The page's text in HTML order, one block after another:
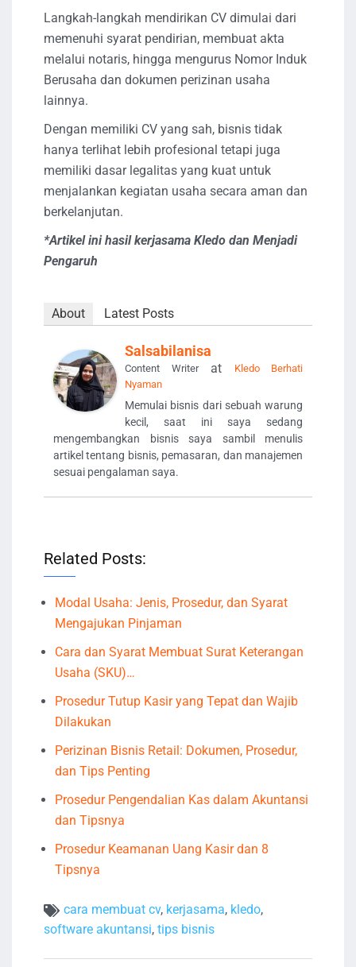
Langkah-langkah mendirikan CV dimulai dari
memenuhi syarat pendirian, membuat akta
melalui notaris, hingga mengurus Nomor Induk
Berusaha dan dokumen perizinan usaha
lainnya.
Dengan memiliki CV yang sah, bisnis tidak
hanya terlihat lebih profesional tetapi juga
memiliki dasar legalitas yang kuat untuk
menjalankan kegiatan usaha secara aman dan
berkelanjutan.
*Artikel ini hasil kerjasama Kledo dan Menjadi
Pengaruh
About Latest Posts
Salsabilanisa
Content Writerat
Kledo Berhati
Nyaman
Memulai bisnis dari sebuah warung
kecil, saat ini saya sedang
mengembangkan bisnis saya sambil menulis
artikel tentang bisnis, pemasaran, dan manajemen
sesuai pengalaman saya.
Related Posts:
Modal Usaha: Jenis, Prosedur, dan Syarat
Mengajukan Pinjaman
Cara dan Syarat Membuat Surat Keterangan
Usaha (SKU)…
Prosedur Tutup Kasir yang Tepat dan Wajib
Dilakukan
Perizinan Bisnis Retail: Dokumen, Prosedur,
dan Tips Penting
Prosedur Pengendalian Kas dalam Akuntansi
dan Tipsnya
Prosedur Keamanan Uang Kasir dan 8
Tipsnya
cara membuat cv, kerjasama, kledo,
software akuntansi, tips bisnis